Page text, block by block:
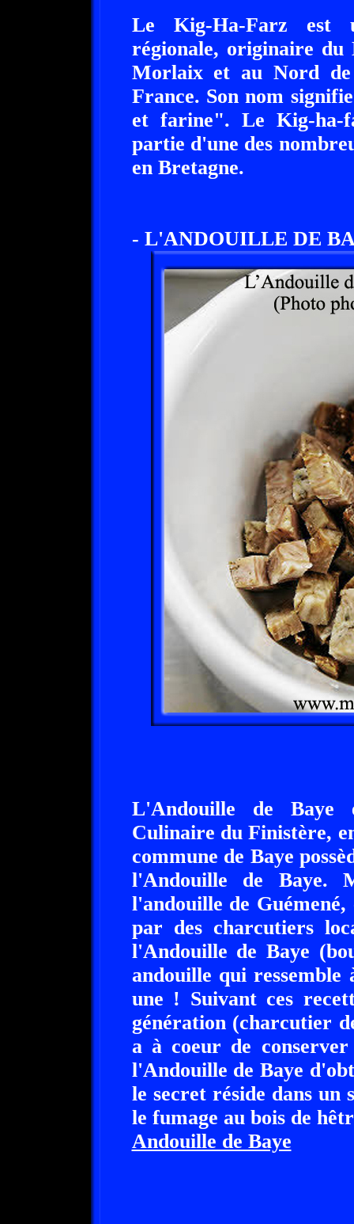
Le Kig-Ha-Farz est
régionale, originaire du
Morlaix et au Nord de
France. Son nom
et farine". Le Kig-ha-
partie d'une des
en Bretagne.
- L'ANDOUILLE DE
L'Andouille de Baye
Culinaire du Finistère,
commune de Baye
l'Andouille de Baye.
l'andouille de
par des charcutiers
l'Andouille de Baye
andouille qui
une ! Suivant ces
génération (charcutier
a à coeur de
l'Andouille de Baye
le secret réside dans un
le fumage au bois de
Andouille de Baye